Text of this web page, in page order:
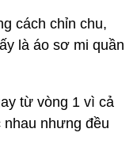
cách chỉn chu,
là áo sơ mi quần
từ vòng 1 vì cả
nhau nhưng đều